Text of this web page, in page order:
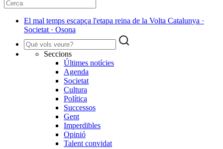
El mal temps escapça l'etapa reina de la Volta Catalunya ·
Societat · Osona
Seccions
Últimes notícies
Agenda
Societat
Cultura
Política
Successos
Gent
Imperdibles
Opinió
Talent convidat